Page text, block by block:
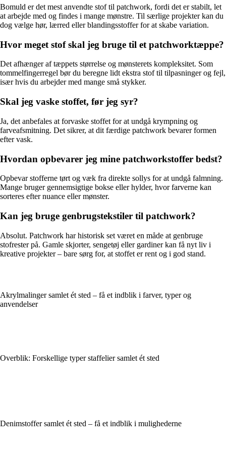
Bomuld er det mest anvendte stof til patchwork, fordi det er stabilt, let
at arbejde med og findes i mange mønstre. Til særlige projekter kan du
dog vælge hør, lærred eller blandingsstoffer for at skabe variation.
Hvor meget stof skal jeg bruge til et patchworktæppe?
Det afhænger af tæppets størrelse og mønsterets kompleksitet. Som
tommelfingerregel bør du beregne lidt ekstra stof til tilpasninger og fejl,
især hvis du arbejder med mange små stykker.
Skal jeg vaske stoffet, før jeg syr?
Ja, det anbefales at forvaske stoffet for at undgå krympning og
farveafsmitning. Det sikrer, at dit færdige patchwork bevarer formen
efter vask.
Hvordan opbevarer jeg mine patchworkstoffer bedst?
Opbevar stofferne tørt og væk fra direkte sollys for at undgå falmning.
Mange bruger gennemsigtige bokse eller hylder, hvor farverne kan
sorteres efter nuance eller mønster.
Kan jeg bruge genbrugstekstiler til patchwork?
Absolut. Patchwork har historisk set været en måde at genbruge
stofrester på. Gamle skjorter, sengetøj eller gardiner kan få nyt liv i
kreative projekter – bare sørg for, at stoffet er rent og i god stand.
Akrylmalinger samlet ét sted – få et indblik i farver, typer og
anvendelser
Overblik: Forskellige typer staffelier samlet ét sted
Denimstoffer samlet ét sted – få et indblik i mulighederne